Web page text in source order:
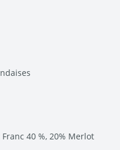
40 %, 20% Merlot